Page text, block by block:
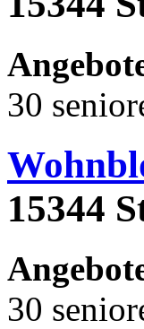
30
15344
30